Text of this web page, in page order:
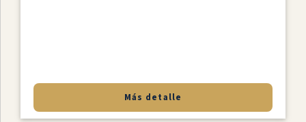
Más detalle